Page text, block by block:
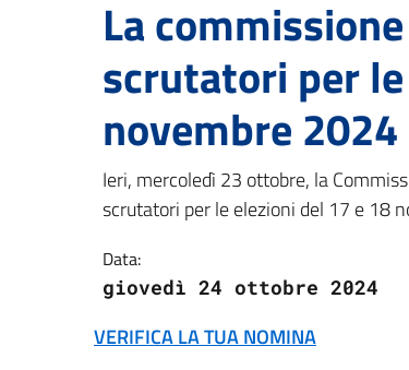
La
scrutatori per
novembre 2024
Ieri, mercoledì 23 ottobre, la
scrutatori per le elezioni del 17 e 18
Data:
giovedì 24 ottobre 2024
VERIFICA LA TUA NOMINA